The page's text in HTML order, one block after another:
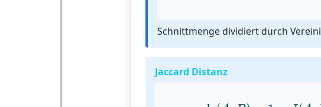
Schnittmenge dividiert durch
Jaccard Distanz
d A,B 1 A, B